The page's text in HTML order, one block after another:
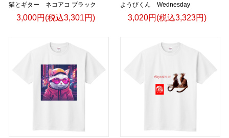
猫とギター ネコアコ ブラック
3,000円(税込3,301円)
ようびくん Wednesday
3,020円(税込3,323円)